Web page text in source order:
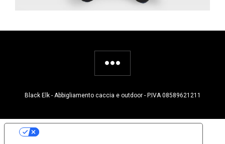
Black Elk - Abbigliamento caccia e outdoor - P.IVA 08589621211
Le tue preferenze relative alla privacy